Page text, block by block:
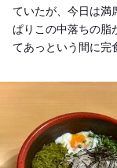
ていたが、今日は満
ぱりこの中落ちの脂
てあっという間に完